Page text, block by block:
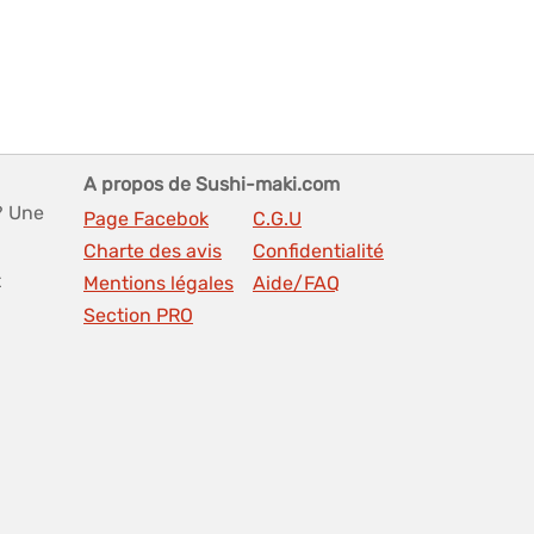
Une
A propos de Sushi-maki.com
Page Facebok
C.G.U
Charte des avis
Confidentialité
Mentions légales
Aide/FAQ
Section PRO